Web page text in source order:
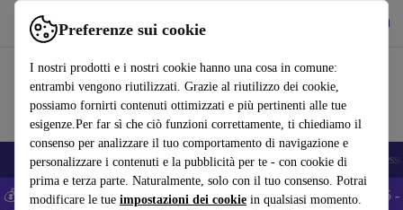
Preferenze sui cookie
I nostri prodotti e i nostri cookie hanno una cosa in comune:
entrambi vengono riutilizzati. Grazie al riutilizzo dei cookie,
possiamo fornirti contenuti ottimizzati e più pertinenti alle tue
esigenze.Per far sì che ciò funzioni correttamente, ti chiediamo il
consenso per analizzare il tuo comportamento di navigazione e
personalizzare i contenuti e la pubblicità per te - con cookie di
prima e terza parte. Naturalmente, solo con il tuo consenso. Potrai
modificare le tue impostazioni dei cookie in qualsiasi momento.
Usa refurbed in modo rapido e semplice
🎒 Back to school Smartphone Portatili Tablet Smartwatch
💰 Extra -5% su tutti gli smartphone Android - Codice: ANDROID5 -